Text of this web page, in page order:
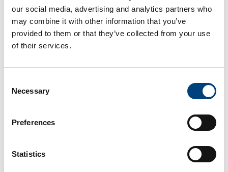
our social media, advertising and analytics partners who
may combine it with other information that you’ve
provided to them or that they’ve collected from your use
of their services.
Selection
Necessary
Preferences
Statistics
5
seurantatyökalullamme.